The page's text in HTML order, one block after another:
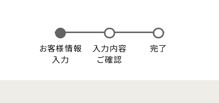
お客様情報
入力
入力内容
ご確認
完了